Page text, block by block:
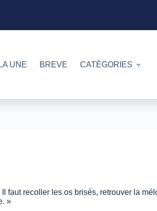
UNE BREVE CATÉGORIES
faut recoller les os brisés, retrouver la
»